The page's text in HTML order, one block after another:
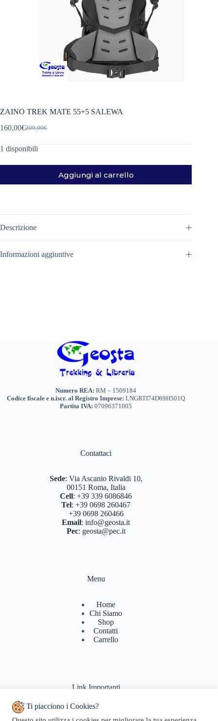
ZAINO TREK MATE 55+5 SALEWA
200,00€
Il
originale
200,00€.
160,00€Il
attuale
160,00€.
1 disponibili
Aggiungi al carrello
Descrizione
Informazioni aggiuntive
Numero REA:RM – 1509184
Codice fiscale e n.iscr. al Registro Imprese:LNGRTI74D69H501Q
Partita IVA: 07096371005
Contattaci
Sede: Via Ascanio Rivaldi 10,
00151 Roma, Italia
Cell:+39 339 6086846
Tel:+39 0698 260467
+39 0698 260466
Email:info@geosta.it
Pec: geosta@pec.it
Menu
Home
Chi Siamo
Shop
Contatti
Carrello
Link Importanti
Ti piacciono i Cookies?